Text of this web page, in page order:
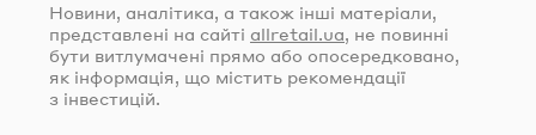
Новини, аналітика, а також інші матеріали,
представлені на сайті allretail.ua, не повинні
бути витлумачені прямо або опосередковано,
як інформація, що містить рекомендації
з інвестицій.